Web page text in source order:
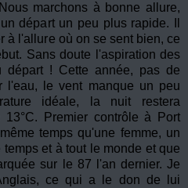
marchons à bonne allure,
départ un peu plus rapide. Il
à l'allure où on se sent bien, ce
Sans doute l'aspiration des
départ ! Cette année, pas de
l'eau, le vent manque un peu
idéale, la nuit restera
Premier contrôle à Port
temps qu'une femme, un
et à tout le monde et que
sur le 87 l'an dernier. Je
ce qui a le don de lui